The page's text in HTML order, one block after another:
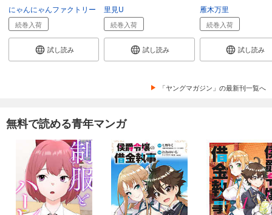
にゃんにゃんファクトリー
続巻入荷
試し読み
里見U
続巻入荷
試し読み
雁木万里
続巻入荷
試し読み
「ヤングマガジン」の最新刊一覧へ
無料で読める青年マンガ